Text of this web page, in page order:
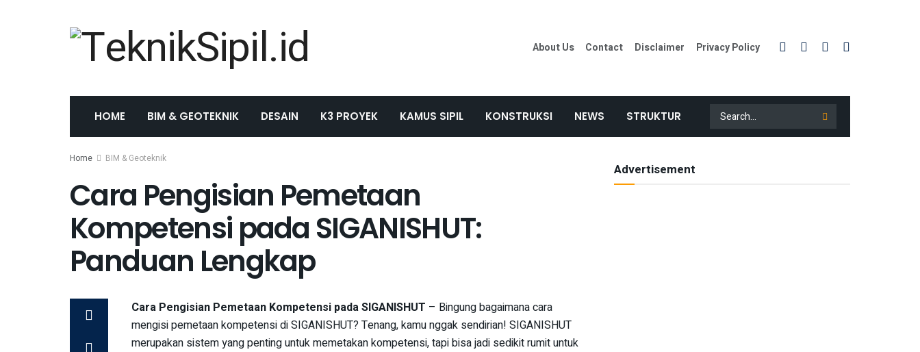
About Us Contact Disclaimer Privacy Policy
HOME BIM & GEOTEKNIK DESAIN K3 PROYEK KAMUS SIPIL KONSTRUKSI NEWS STRUKTUR
Home BIM & Geoteknik
Cara Pengisian Pemetaan
Kompetensi pada SIGANISHUT:
Panduan Lengkap
Cara Pengisian Pemetaan Kompetensi pada SIGANISHUT – Bingung bagaimana cara
mengisi pemetaan kompetensi di SIGANISHUT? Tenang, kamu nggak sendirian! SIGANISHUT
merupakan sistem yang penting untuk memetakan kompetensi, tapi bisa jadi sedikit rumit untuk
Advertisement